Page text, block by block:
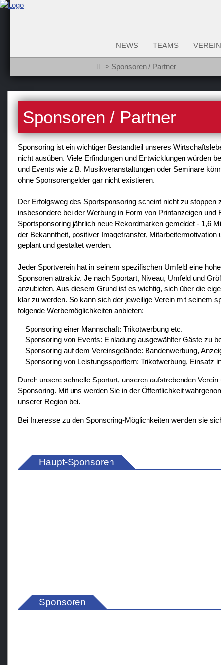
NEWS TEAMS VEREIN
Sponsoren / Partner
Sponsoren / Partner
Sponsoring ist ein wichtiger Bestandteil unseres
nicht ausüben. Viele Erfindungen und Entwicklungen würden
und Events wie z.B. Musikveranstaltungen oder Seminare
ohne Sponsorengelder gar nicht existieren.
Der Erfolgsweg des Sportsponsoring scheint nicht zu
insbesondere bei der Werbung in Form von Printanzeigen
Sportsponsoring jährlich neue Rekordmarken gemeldet - 1,6
der Bekanntheit, positiver Imagetransfer,
geplant und gestaltet werden.
Jeder Sportverein hat in seinem spezifischen Umfeld eine
Sponsoren attraktiv. Je nach Sportart, Niveau, Umfeld und
anzubieten. Aus diesem Grund ist es wichtig, sich über die
klar zu werden. So kann sich der jeweilige Verein mit seinem
folgende Werbemöglichkeiten anbieten:
Sponsoring einer Mannschaft: Trikotwerbung etc.
Sponsoring von Events: Einladung ausgewählter Gäste zu
Sponsoring auf dem Vereinsgelände: Bandenwerbung,
Sponsoring von Leistungssportlern: Trikotwerbung, Einsatz
Durch unsere schnelle Sportart, unseren aufstrebenden
Sponsoring. Mit uns werden Sie in der Öffentlichkeit
unserer Region bei.
Bei Interesse zu den Sponsoring-Möglichkeiten wenden sie
Haupt-Sponsoren
Sponsoren